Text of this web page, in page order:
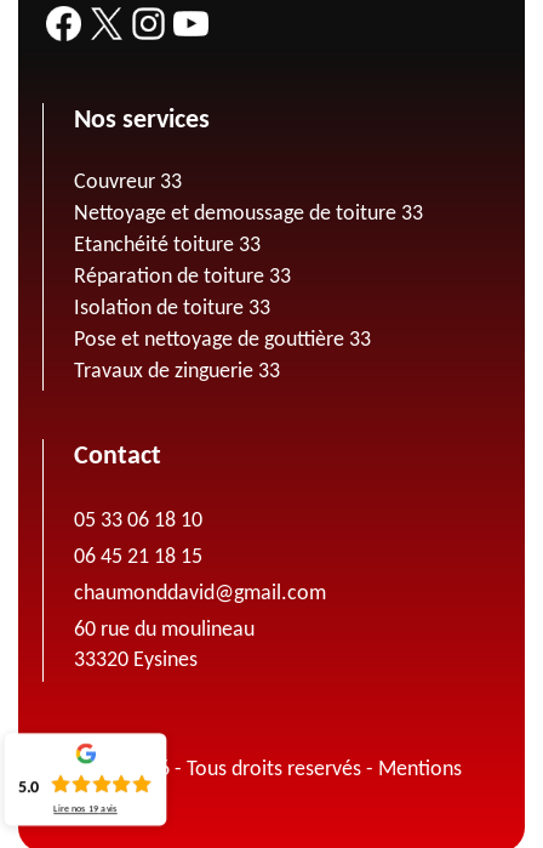
Nos services
Couvreur 33
Nettoyage et demoussage de toiture 33
Etanchéité toiture 33
Réparation de toiture 33
Isolation de toiture 33
Pose et nettoyage de gouttière 33
Travaux de zinguerie 33
Contact
05 33 06 18 10
06 45 21 18 15
chaumonddavid@gmail.com
60 rue du moulineau
33320 Eysines
© 2022 - 2026 - Tous droits reservés - Mentions
légales
5.0
Lire nos 19 avis